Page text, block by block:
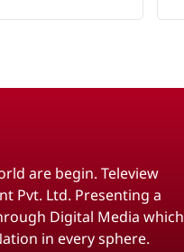
are begin. Teleview
Pvt. Ltd. Presenting a
Digital Media which
in every sphere.